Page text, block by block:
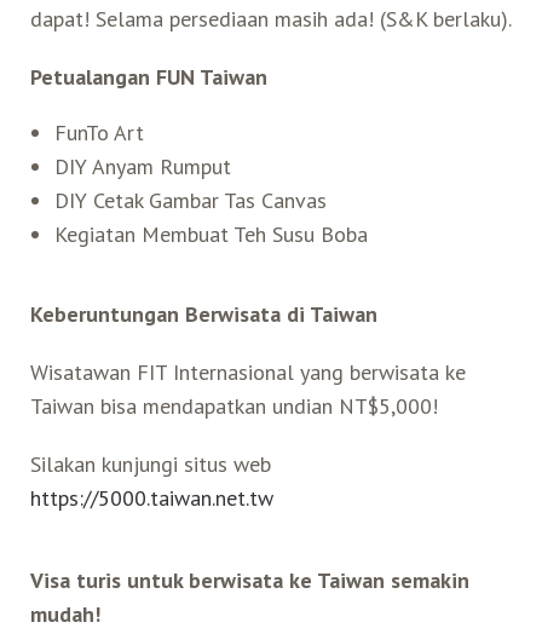
Belanja
dapat! Selama persediaan masih ada! (S&K berlaku).
Petualangan FUN Taiwan
FunTo Art
DIY Anyam Rumput
DIY Cetak Gambar Tas Canvas
Kegiatan Membuat Teh Susu Boba
Keberuntungan Berwisata di Taiwan
Wisatawan FIT Internasional yang berwisata ke
Taiwan bisa mendapatkan undian NT$5,000!
Silakan kunjungi situs web
https://5000.taiwan.net.tw
Visa turis untuk berwisata ke Taiwan semakin
mudah!